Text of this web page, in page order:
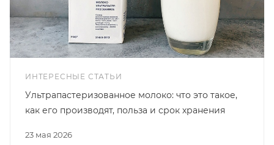
ИНТЕРЕСНЫЕ СТАТЬИ
23 мая 2026
Ультрапастеризованное молоко: что это такое,
как его производят, польза и срок хранения